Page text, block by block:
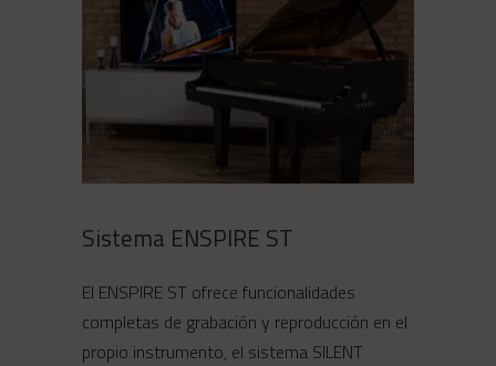
Sistema ENSPIRE ST
El ENSPIRE ST ofrece funcionalidades
completas de grabación y reproducción en el
propio instrumento, el sistema SILENT